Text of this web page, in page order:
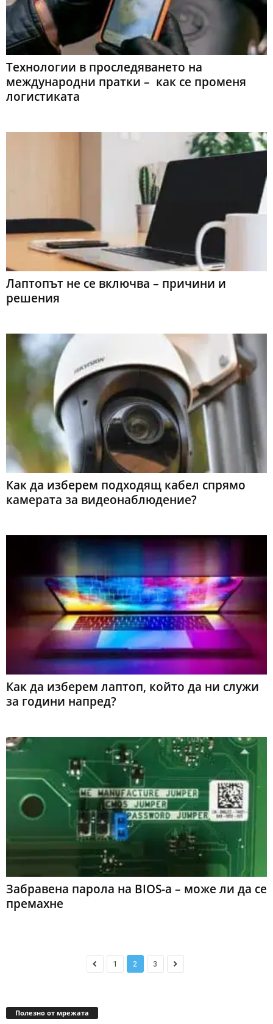
Технологии в проследяването на
международни пратки – как се променя
логистиката
Лаптопът не се включва – причини и
решения
Как да изберем подходящ кабел спрямо
камерата за видеонаблюдение?
Как да изберем лаптоп, който да ни служи
за години напред?
Забравена парола на BIOS-a – може ли да се
премахне
1 2 3
Полезно от мрежата